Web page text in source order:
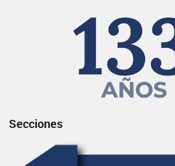
Secciones